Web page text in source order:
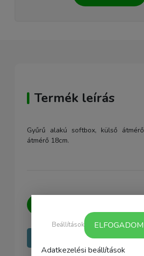
Termék leírás
Gyűrű alakú softbox, külső
átmérő 18cm.
minden kérdésedre
Írj nekünk
Adatkezelési beállítások
Beállítások ELFOGADOM